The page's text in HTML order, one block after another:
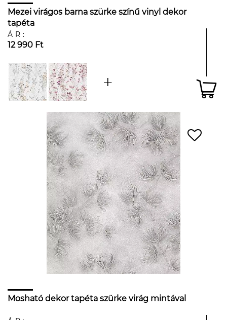
Mezei virágos barna szürke színű vinyl dekor
tapéta
ÁR:
12 990 Ft
Mosható dekor tapéta szürke virág mintával